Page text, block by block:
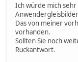
Ich würde mich
Das von meiner
vorhanden.
Sollten Sie noch
Rückantwort.